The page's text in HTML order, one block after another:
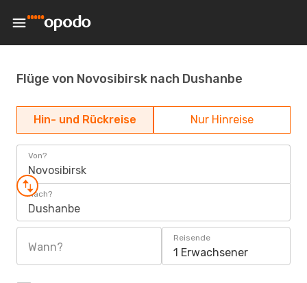
Flüge von Novosibirsk nach Dushanbe
Hin- und Rückreise Nur Hinreise
Von?
Novosibirsk
Nach?
Dushanbe
Wann?
Reisende
1 Erwachsener